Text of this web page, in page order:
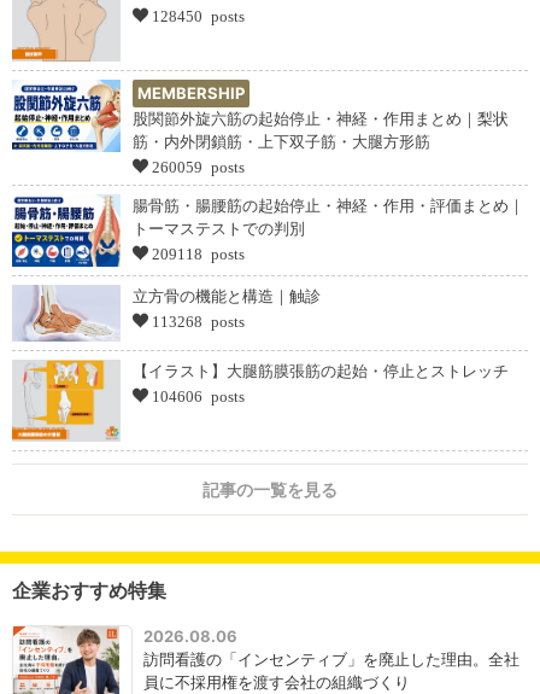
128450 posts
MEMBERSHIP
股関節外旋六筋の起始停止・神経・作用まとめ｜梨状
筋・内外閉鎖筋・上下双子筋・大腿方形筋
260059 posts
腸骨筋・腸腰筋の起始停止・神経・作用・評価まとめ｜
トーマステストでの判別
209118 posts
立方骨の機能と構造｜触診
113268 posts
【イラスト】大腿筋膜張筋の起始・停止とストレッチ
104606 posts
記事の一覧を見る
企業おすすめ特集
2026.08.06
訪問看護の「インセンティブ」を廃止した理由。全社
員に不採用権を渡す会社の組織づくり